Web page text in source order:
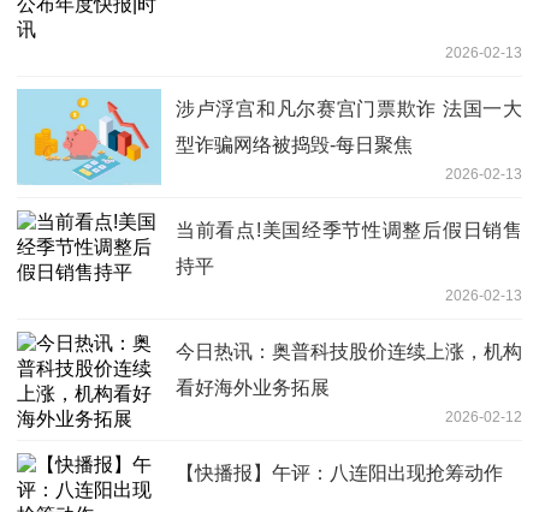
2026-02-13
涉卢浮宫和凡尔赛宫门票欺诈 法国一大
型诈骗网络被捣毁-每日聚焦
2026-02-13
当前看点!美国经季节性调整后假日销售
持平
2026-02-13
今日热讯：奥普科技股价连续上涨，机构
看好海外业务拓展
2026-02-12
【快播报】午评：八连阳出现抢筹动作